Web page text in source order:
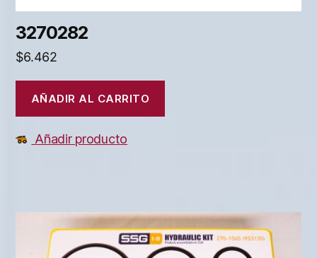
3270282
$6.462
AÑADIR AL CARRITO
Añadir producto